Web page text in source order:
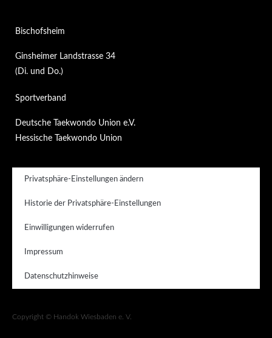
Bischofsheim
Ginsheimer Landstrasse 34
(Di. und Do.)
Sportverband
Deutsche Taekwondo Union e.V.
Hessische Taekwondo Union
Privatsphäre-Einstellungen ändern
Historie der Privatsphäre-Einstellungen
Einwilligungen widerrufen
Impressum
Datenschutzhinweise
Copyright © Handok Wiesbaden e. V.